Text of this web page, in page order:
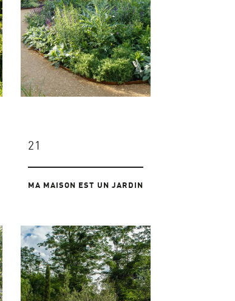
21
MA MAISON EST UN JARDIN